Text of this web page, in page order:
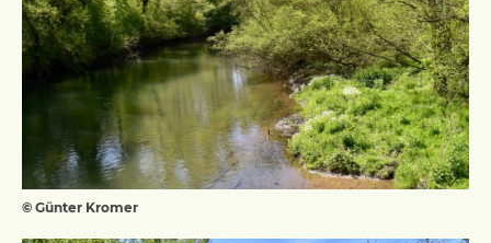
© Günter Kromer